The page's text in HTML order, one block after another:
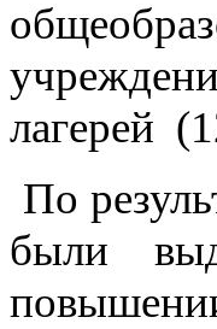
лагерей
По
были